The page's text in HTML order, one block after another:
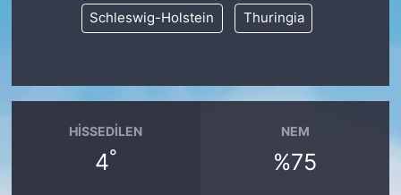
Schleswig-Holstein Thuringia
HISSEDILEN
4°
NEM
%75